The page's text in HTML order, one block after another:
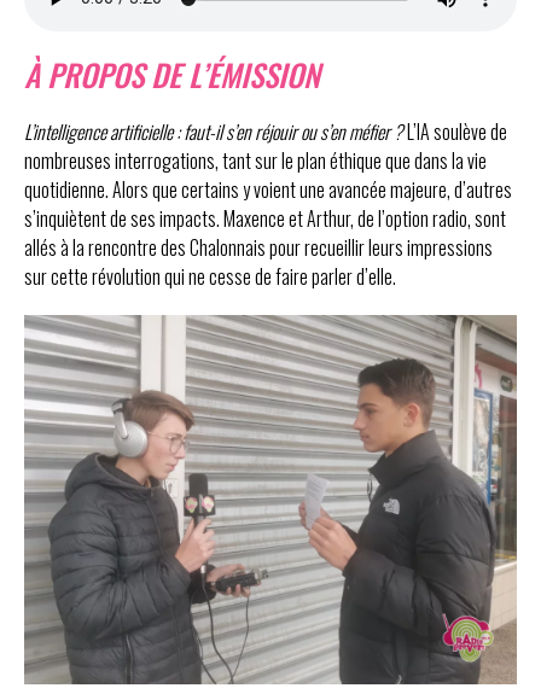
À PROPOS DE L’ÉMISSION
L’intelligence artificielle : faut-il s’en réjouir ou s’en méfier ?L’IA soulève de
nombreuses interrogations, tant sur le plan éthique que dans la vie
quotidienne. Alors que certains y voient une avancée majeure, d’autres
s’inquiètent de ses impacts. Maxence et Arthur, de l’option radio, sont
allés à la rencontre des Chalonnais pour recueillir leurs impressions
sur cette révolution qui ne cesse de faire parler d’elle.